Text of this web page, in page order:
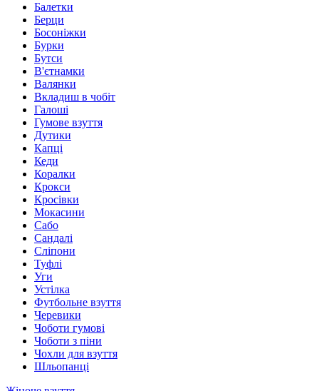
Балетки
Берци
Босоніжки
Бурки
Бутси
В'єтнамки
Валянки
Вкладиш в чобіт
Галоші
Гумове взуття
Дутики
Капці
Кеди
Коралки
Крокси
Кросівки
Мокасини
Сабо
Сандалі
Сліпони
Туфлі
Уги
Устілка
Футбольне взуття
Черевики
Чоботи гумові
Чоботи з піни
Чохли для взуття
Шльопанці